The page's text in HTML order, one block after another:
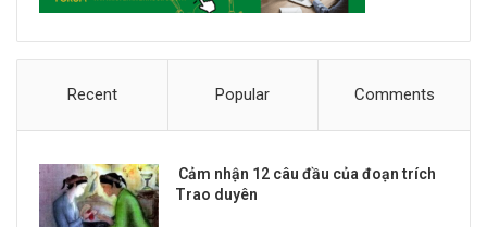
Recent Popular Comments
Cảm nhận 12 câu đầu của đoạn trích
Trao duyên